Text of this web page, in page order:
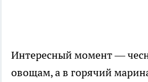
Интересный момент —
овощам, а в горячий